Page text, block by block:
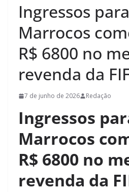
Ingressos
Marrocos
R$ 6800 no
revenda da
7 de junho de 2026 Redação
Ingressos
Marrocos
R$ 6800 no
revenda da